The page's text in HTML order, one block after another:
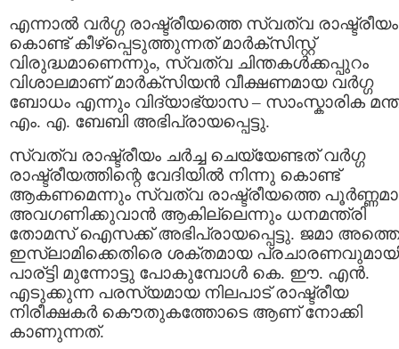
എന്നാല്‍ വര്‍ഗ്ഗ രാഷ്ട്രീയത്തെ സ്വത്വ രാഷ്ട്രീയം
കൊണ്ട് കീഴ്‌പ്പെടുത്തുന്നത് മാര്‍ക്സിസ്റ്റ്‌
വിരുദ്ധമാണെന്നും, സ്വത്വ ചിന്തകള്‍ക്കപ്പുറം
വിശാലമാണ് മാര്‍ക്സിയന്‍ വീക്ഷണമായ വര്‍ഗ്ഗ
ബോധം എന്നും വിദ്യാഭ്യാസ – സാംസ്കാ‌രിക
എം. എ. ബേബി അഭിപ്രായപ്പെട്ടു.
സ്വത്വ രാഷ്ട്രീയം ചര്‍ച്ച ചെയ്യേണ്ടത് വര്‍ഗ്ഗ
രാഷ്ട്രീയത്തിന്റെ വേദിയില്‍ നിന്നു കൊണ്ട്
ആകണമെന്നും സ്വത്വ രാഷ്ട്രീയത്തെ
അവഗണിക്കുവാന്‍ ആകില്ലെന്നും ധനമന്ത്രി
തോമസ് ഐസക്ക് അഭിപ്രായപ്പെട്ടു. ജമാ അത്തെ
ഇസ്ലാമിക്കെതിരെ ശക്തമായ
പാര്ട്ടി മുന്നോട്ടു പോകുമ്പോള്‍ കെ. ഈ. എന്‍.
എടുക്കുന്ന പരസ്യമായ നിലപാട് രാഷ്ട്രീയ
നിരീക്ഷകര്‍ കൌതുകത്തോടെ ആണ് നോക്കി
കാണുന്നത്.